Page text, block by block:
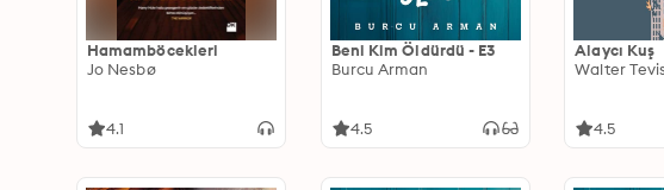
Hamamböcekleri
Jo Nesbø
4.1
Beni Kim Öldürdü - E3
Burcu Arman
4.5
Alaycı Kuş
Walter
4.5